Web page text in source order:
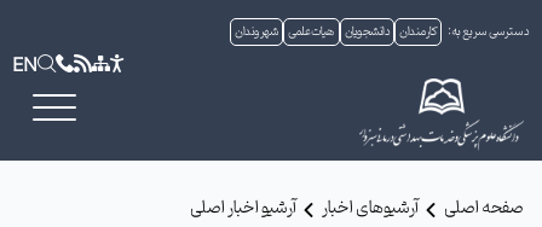
دسترسی سریع به: کارمندان دانشجویان هیات علمی شهروندان
EN
صفحه اصلی آرشیوهای اخبار
آرشیو اخبار اصلی